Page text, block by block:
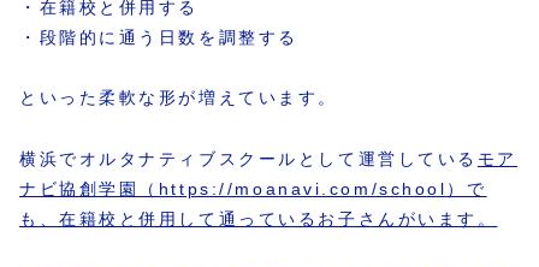
・在籍校と併用する
・段階的に通う日数を調整する
といった柔軟な形が増えています。
横浜でオルタナティブスクールとして運営している モア
ナビ協創学園（https://moanavi.com/school）で
も、在籍校と併用して通っているお子さんがいます。